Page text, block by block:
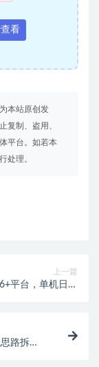
看
本站原创发
复制、盗用、
平台。如若本
处理。
上一篇
平台，单机日收
路拆解